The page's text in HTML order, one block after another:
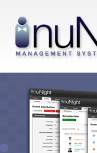
Hauptmenü
Zum